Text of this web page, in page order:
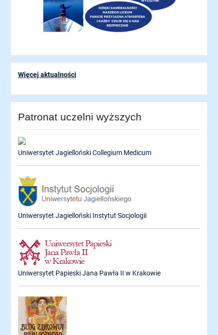
Więcej aktualności
Patronat uczelni wyższych
Uniwersytet Jagielloński Collegium Medicum
Uniwersytet Jagielloński Instytut Socjologii
Uniwersytet Papieski Jana Pawła II w Krakowie